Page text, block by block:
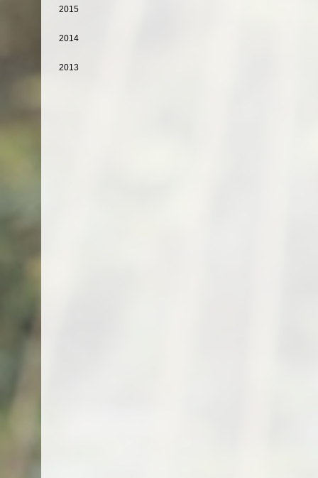
2015
2014
2013